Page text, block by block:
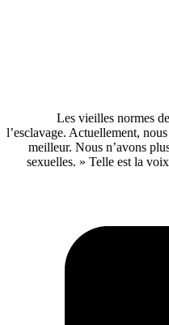
« Les
l’esclavage.
meilleur. Nous
sexuelles. »